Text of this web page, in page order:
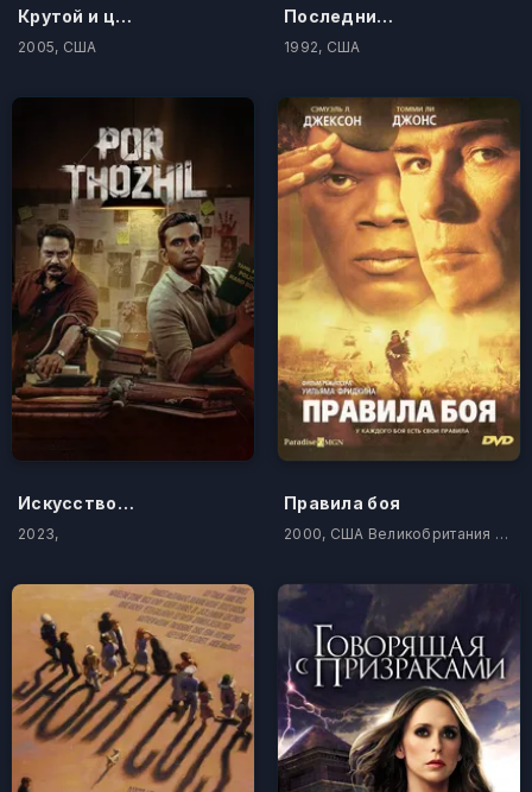
Крутой и цыпочки
2005, США
Последний из племени
1992, США
Искусство войны
2023,
Правила боя
2000, США Великобритания Германия Канада